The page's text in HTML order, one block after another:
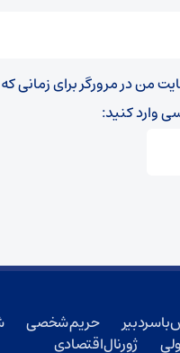
من در مرورگر برای زمانی
وارد کنید:
سردبیر حریم شخصی
ژورنال اقتصادی